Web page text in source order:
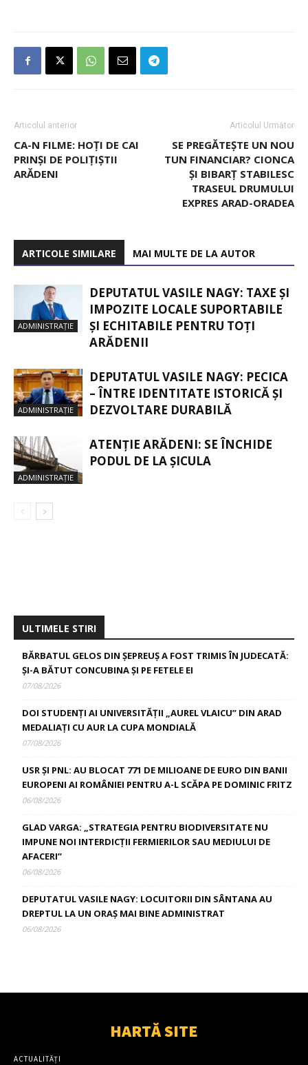
Articolul anterior
CA-N FILME: HOȚI DE CAI
PRINȘI DE POLIȚIȘTII
ARĂDENI
Articolul Următor
SE PREGĂTEȘTE UN NOU
TUN FINANCIAR? CIONCA
ȘI BIBARȚ STABILESC
TRASEUL DRUMULUI
EXPRES ARAD-ORADEA
ARTICOLE SIMILARE MAI MULTE DE LA AUTOR
ADMINISTRAȚIE
DEPUTATUL VASILE NAGY: TAXE ȘI
IMPOZITE LOCALE SUPORTABILE
ȘI ECHITABILE PENTRU TOȚI
ARĂDENII
ADMINISTRAȚIE
DEPUTATUL VASILE NAGY: PECICA
– ÎNTRE IDENTITATE ISTORICĂ ȘI
DEZVOLTARE DURABILĂ
ADMINISTRAȚIE
ATENȚIE ARĂDENI: SE ÎNCHIDE
PODUL DE LA ȘICULA
ULTIMELE STIRI
BĂRBATUL GELOS DIN ȘEPREUȘ A FOST TRIMIS ÎN JUDECATĂ:
ȘI-A BĂTUT CONCUBINA ȘI PE FETELE EI
07/08/2026
DOI STUDENȚI AI UNIVERSITĂȚII „AUREL VLAICU” DIN ARAD
MEDALIAȚI CU AUR LA CUPA MONDIALĂ
07/08/2026
USR ȘI PNL: AU BLOCAT 771 DE MILIOANE DE EURO DIN BANII
EUROPENI AI ROMÂNIEI PENTRU A-L SCĂPA PE DOMINIC FRITZ
06/08/2026
GLAD VARGA: „STRATEGIA PENTRU BIODIVERSITATE NU
IMPUNE NOI INTERDICȚII FERMIERILOR SAU MEDIULUI DE
AFACERI”
06/08/2026
DEPUTATUL VASILE NAGY: LOCUITORII DIN SÂNTANA AU
DREPTUL LA UN ORAȘ MAI BINE ADMINISTRAT
06/08/2026
HARTĂ SITE
ACTUALITĂȚI